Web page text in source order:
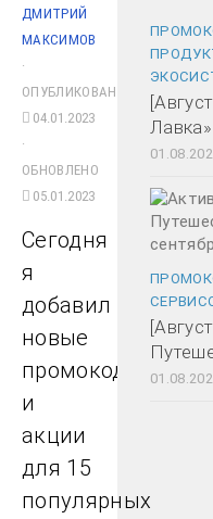
ДМИТРИЙ
МАКСИМОВ
·
ОПУБЛИКОВАНО
04.01.2023
·
ОБНОВЛЕНО
05.01.2023
Сегодня
я
добавил
новые
промокоды
и
акции
для 15
популярных
Лавка»